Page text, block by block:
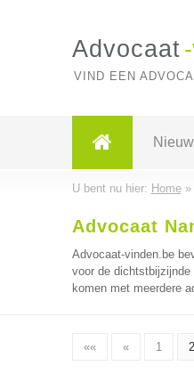
Advocaat
VIND EEN
U bent nu hier: Home»
Advocaat
Advocaat-vinden.be
voor de
komen met meerdere
«« « 1 2